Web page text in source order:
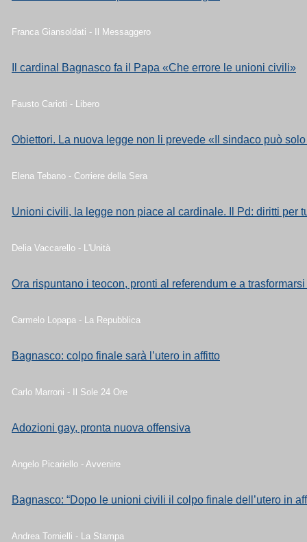
Franca Giansoldati - Il Messaggero
Il cardinal Bagnasco fa il Papa «Che errore le unioni civili»
Fausto Carioti - Libero
Obiettori. La nuova legge non li prevede «Il sindaco può
Elena Tebano - Corriere della Sera
Unioni civili, la legge non piace al cardinale. Il Pd: diritti per
Delia Vaccarello - L'Unità
Ora rispuntano i teocon, pronti al referendum e a
Carmelo Lopapa - La Repubblica
Bagnasco: colpo finale sarà l’utero in affitto
Carlo Marroni - Il Sole 24 Ore
Adozioni gay, pronta nuova offensiva
Angelo Picariello - Avvenire
Bagnasco: “Dopo le unioni civili il colpo finale dell’utero in
Andrea Tornielli - La Stampa